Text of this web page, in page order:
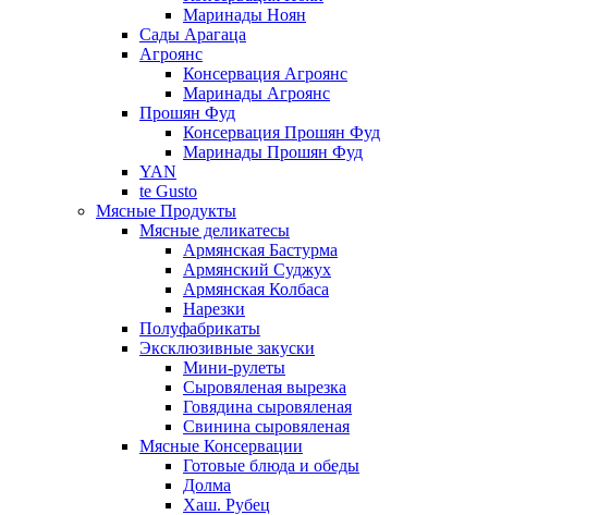
Маринады Ноян
Сады Арагаца
Агроянс
Консервация Агроянс
Маринады Агроянс
Прошян Фуд
Консервация Прошян Фуд
Маринады Прошян Фуд
YAN
te Gusto
Мясные Продукты
Мясные деликатесы
Армянская Бастурма
Армянский Суджух
Армянская Колбаса
Нарезки
Полуфабрикаты
Эксклюзивные закуски
Мини-рулеты
Сыровяленая вырезка
Говядина сыровяленая
Свинина сыровяленая
Мясные Консервации
Готовые блюда и обеды
Долма
Хаш. Рубец